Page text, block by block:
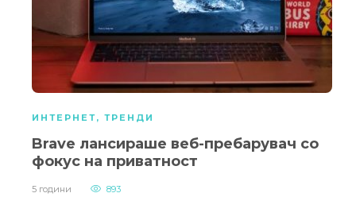
ИНТЕРНЕТ, ТРЕНДИ
Brave лансираше веб-пребарувач со
фокус на приватност
5 години 893